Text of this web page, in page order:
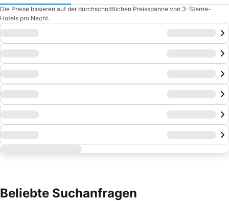
Die Preise basieren auf der durchschnittlichen Preisspanne von 3-Sterne-
Hotels pro Nacht.
Beliebte Suchanfragen